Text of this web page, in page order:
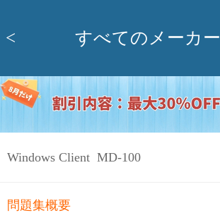
< すべてのメーカー
Windows Client MD-100
問題集概要